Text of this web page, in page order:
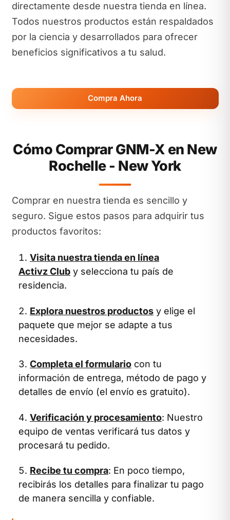
directamente desde nuestra tienda en línea.
Todos nuestros productos están respaldados
por la ciencia y desarrollados para ofrecer
beneficios significativos a tu salud.
Compra Ahora
Cómo Comprar GNM-X en New
Rochelle - New York
Comprar en nuestra tienda es sencillo y
seguro. Sigue estos pasos para adquirir tus
productos favoritos:
Visita nuestra tienda en línea
Activz Club y selecciona tu país de
residencia.
Explora nuestros productos y elige el
paquete que mejor se adapte a tus
necesidades.
Completa el formulario con tu
información de entrega, método de pago y
detalles de envío (el envío es gratuito).
Verificación y procesamiento: Nuestro
equipo de ventas verificará tus datos y
procesará tu pedido.
Recibe tu compra: En poco tiempo,
recibirás los detalles para finalizar tu pago
de manera sencilla y confiable.